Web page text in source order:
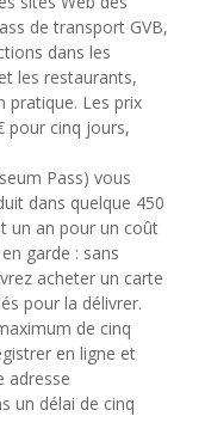
de transport GVB,
dans les
les restaurants,
pratique. Les prix
pour cinq jours,
Pass) vous
dans quelque 450
un an pour un coût
garde : sans
acheter un carte
pour la délivrer.
de cinq
en ligne et
adresse
un délai de cinq